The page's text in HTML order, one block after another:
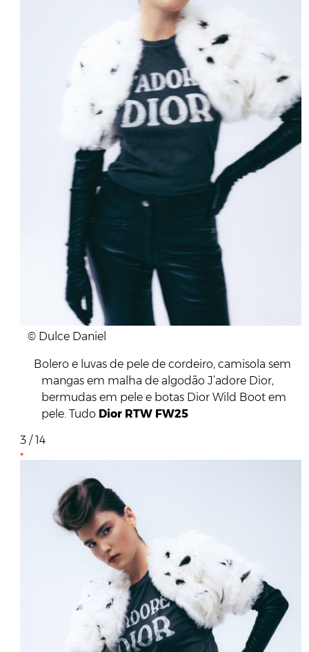
© Dulce Daniel
Bolero e luvas de pele de cordeiro, camisola sem
mangas em malha de algodão J’adore Dior,
bermudas em pele e botas Dior Wild Boot em
pele. Tudo Dior RTW FW25
3 / 14